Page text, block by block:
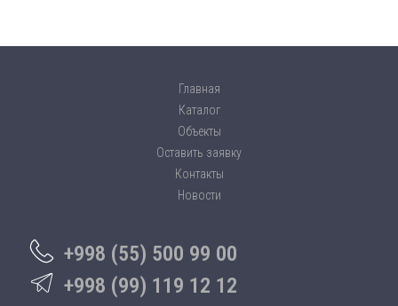
Главная
Каталог
Объекты
Оставить заявку
Контакты
Новости
+998 (55) 500 99 00
+998 (99) 119 12 12